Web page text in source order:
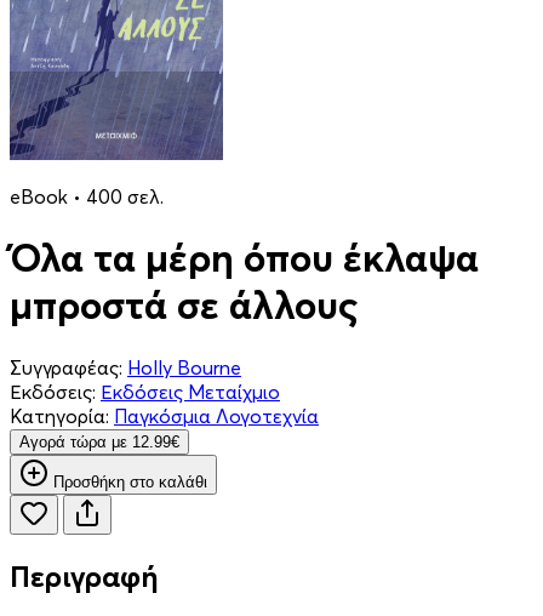
eBook • 400 σελ.
Όλα τα μέρη όπου έκλαψα
μπροστά σε άλλους
Συγγραφέας: Holly Bourne
Εκδόσεις: Εκδόσεις Μεταίχμιο
Κατηγορία: Παγκόσμια Λογοτεχνία
Aγορά τώρα με 12.99€
Προσθήκη στο καλάθι
Περιγραφή